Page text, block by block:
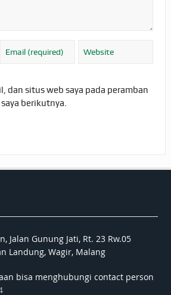
dan situs web saya pada peramban
berikutnya.
Jalan Gunung Jati, Rt. 23 Rw.05
Landung, Wagir, Malang
bisa menghubungi contact person